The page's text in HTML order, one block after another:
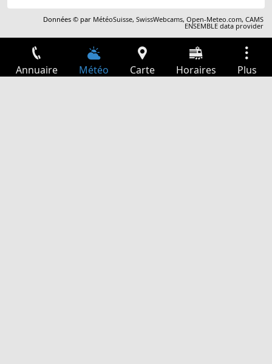
Données © par MétéoSuisse,SwissWebcams,Open-Meteo.com,CAMS
ENSEMBLE data provider
Annuaire Météo Carte Horaires Plus